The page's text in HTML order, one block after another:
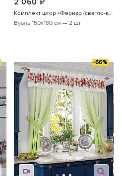
Вуаль 150х180 см — 2 шт.
-66%